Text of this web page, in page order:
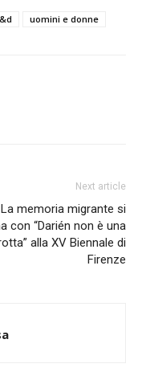
uomini e donne
Next article
La memoria migrante si
con “Darién non è una
alla XV Biennale di
Firenze